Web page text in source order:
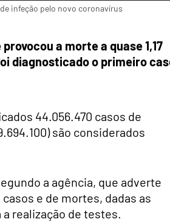
infeção pelo novo coronavírus
a morte a quase 1,17
diagnosticado o primeiro
44.056.470 casos de
são considerados
a agência, que adverte
e de mortes, dadas as
realização de testes.